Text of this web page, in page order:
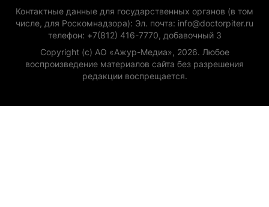
Контактные данные для государственных органов (в том
числе, для Роскомнадзора): Эл. почта: info@doctorpiter.ru
телефон: +7(812) 416-7770, добавочный 3
Copyright (с) АО «Ажур-Медиа», 2026. Любое
воспроизведение материалов сайта без разрешения
редакции воспрещается.